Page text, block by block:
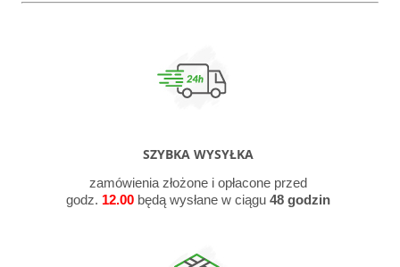
SZYBKA WYSYŁKA
zamówienia złożone i opłacone przed
godz. 12.00 będą wysłane w ciągu 48 godzin